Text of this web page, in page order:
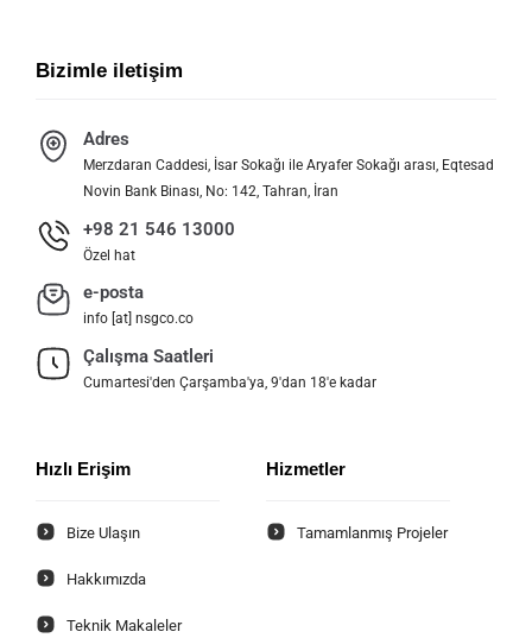
Bizimle iletişim
Adres
Merzdaran Caddesi, İsar Sokağı ile Aryafer Sokağı arası, Eqtesad
Novin Bank Binası, No: 142, Tahran, İran
+98 21 546 13000
Özel hat
e-posta
info [at] nsgco.co
Çalışma Saatleri
Cumartesi'den Çarşamba'ya, 9'dan 18'e kadar
Hızlı Erişim
Bize Ulaşın
Hakkımızda
Teknik Makaleler
Hizmetler
Tamamlanmış Projeler